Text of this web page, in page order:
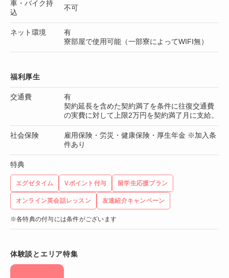
車・バイク持
込
不可
ネット環境
有
寮部屋で使用可能（一部寮によってWIFI無）
福利厚生
交通費
有
契約延長を含めた契約満了を条件に往復交通費
の実費に対して上限2万円を契約満了月に支給。
社会保険
雇用保険・労災・健康保険・厚生年金 ※加入条
件あり
特典
エグゼタイム Vポイント付与 留学生応援プラン
オンライン英会話レッスン 友達紹介キャンペーン
※各特典の付与には条件がございます
体験談とエリア特集